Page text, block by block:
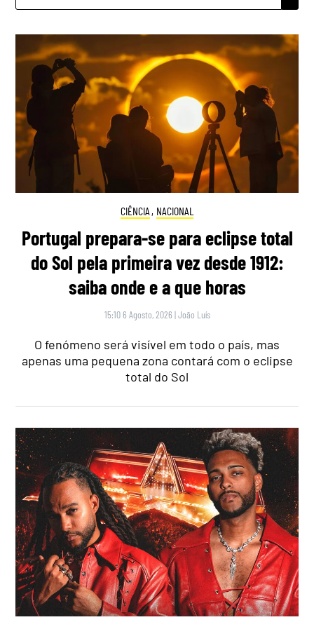
CIÊNCIA , NACIONAL
Portugal prepara-se para eclipse total
do Sol pela primeira vez desde 1912:
saiba onde e a que horas
15:10 6 Agosto, 2026 |João Luís
O fenómeno será visível em todo o país, mas
apenas uma pequena zona contará com o eclipse
total do Sol